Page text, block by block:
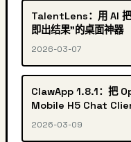
TalentLens：用 AI 把
即出结果”的桌面神器
2026-03-07
ClawApp 1.8.1：把
Mobile H5 Chat
2026-03-09